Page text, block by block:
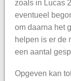
zoals in Lucas
eventueel
om daarna het
helpen is er de
een aantal
Opgeven kan